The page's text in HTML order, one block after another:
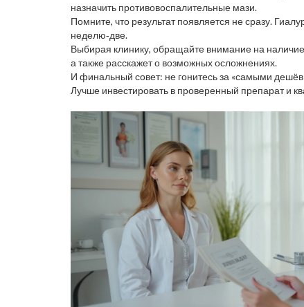
назначить противовоспалительные мази.
Помните, что результат появляется не сразу.
неделю‑две.
Выбирая клинику, обращайте внимание на
а также расскажет о возможных осложнениях.
И финальный совет: не гонитесь за «самыми
Лучше инвестировать в проверенный препарат и